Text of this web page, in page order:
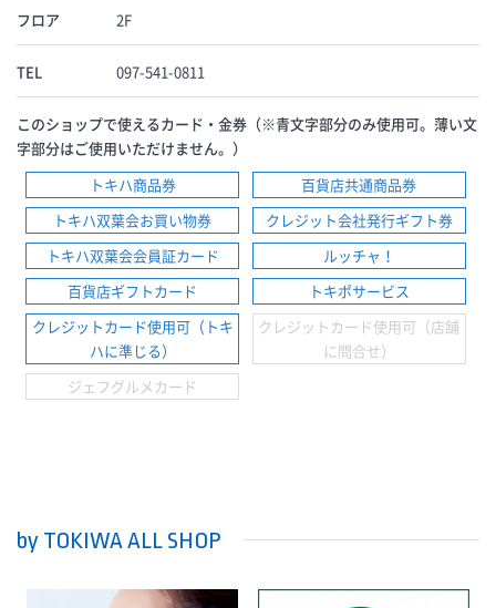
フロア 2F
TEL 097-541-0811
このショップで使えるカード・金券（※青文字部分のみ使用可。薄い文
字部分はご使用いただけません。）
トキハ商品券
百貨店共通商品券
トキハ双葉会お買い物券
クレジット会社発行ギフト券
トキハ双葉会会員証カード
ルッチャ！
百貨店ギフトカード
トキポサービス
クレジットカード使用可（トキ
ハに準じる）
クレジットカード使用可（店舗
に問合せ）
ジェフグルメカード
by TOKIWA ALL SHOP